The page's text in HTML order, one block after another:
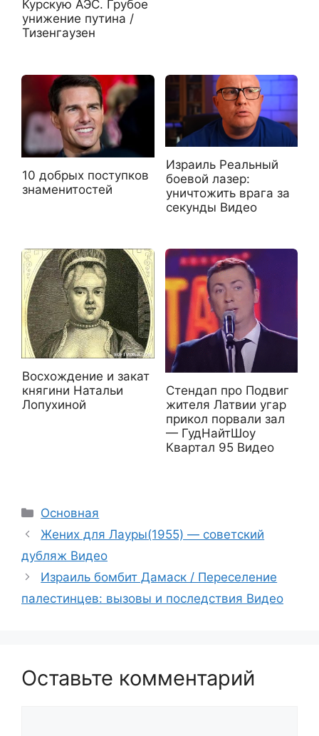
Курскую АЭС. Грубое
унижение путина /
Тизенгаузен
10 добрых поступков
знаменитостей
Израиль Реальный
боевой лазер:
уничтожить врага за
секунды Видео
Восхождение и закат
княгини Натальи
Лопухиной
Стендап про Подвиг
жителя Латвии угар
прикол порвали зал
— ГудНайтШоу
Квартал 95 Видео
Рубрики
Основная
Жених для Лауры(1955) — советский
дубляж Видео
Израиль бомбит Дамаск / Переселение
палестинцев: вызовы и последствия Видео
Оставьте комментарий